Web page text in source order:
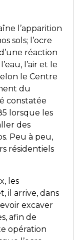
l’apparition
sols; l’ocre
réaction
l’air et le
le Centre
du
constatée
lorsque les
des
Peu à peu,
résidentiels
les
il arrive, dans
excaver
afin de
opération